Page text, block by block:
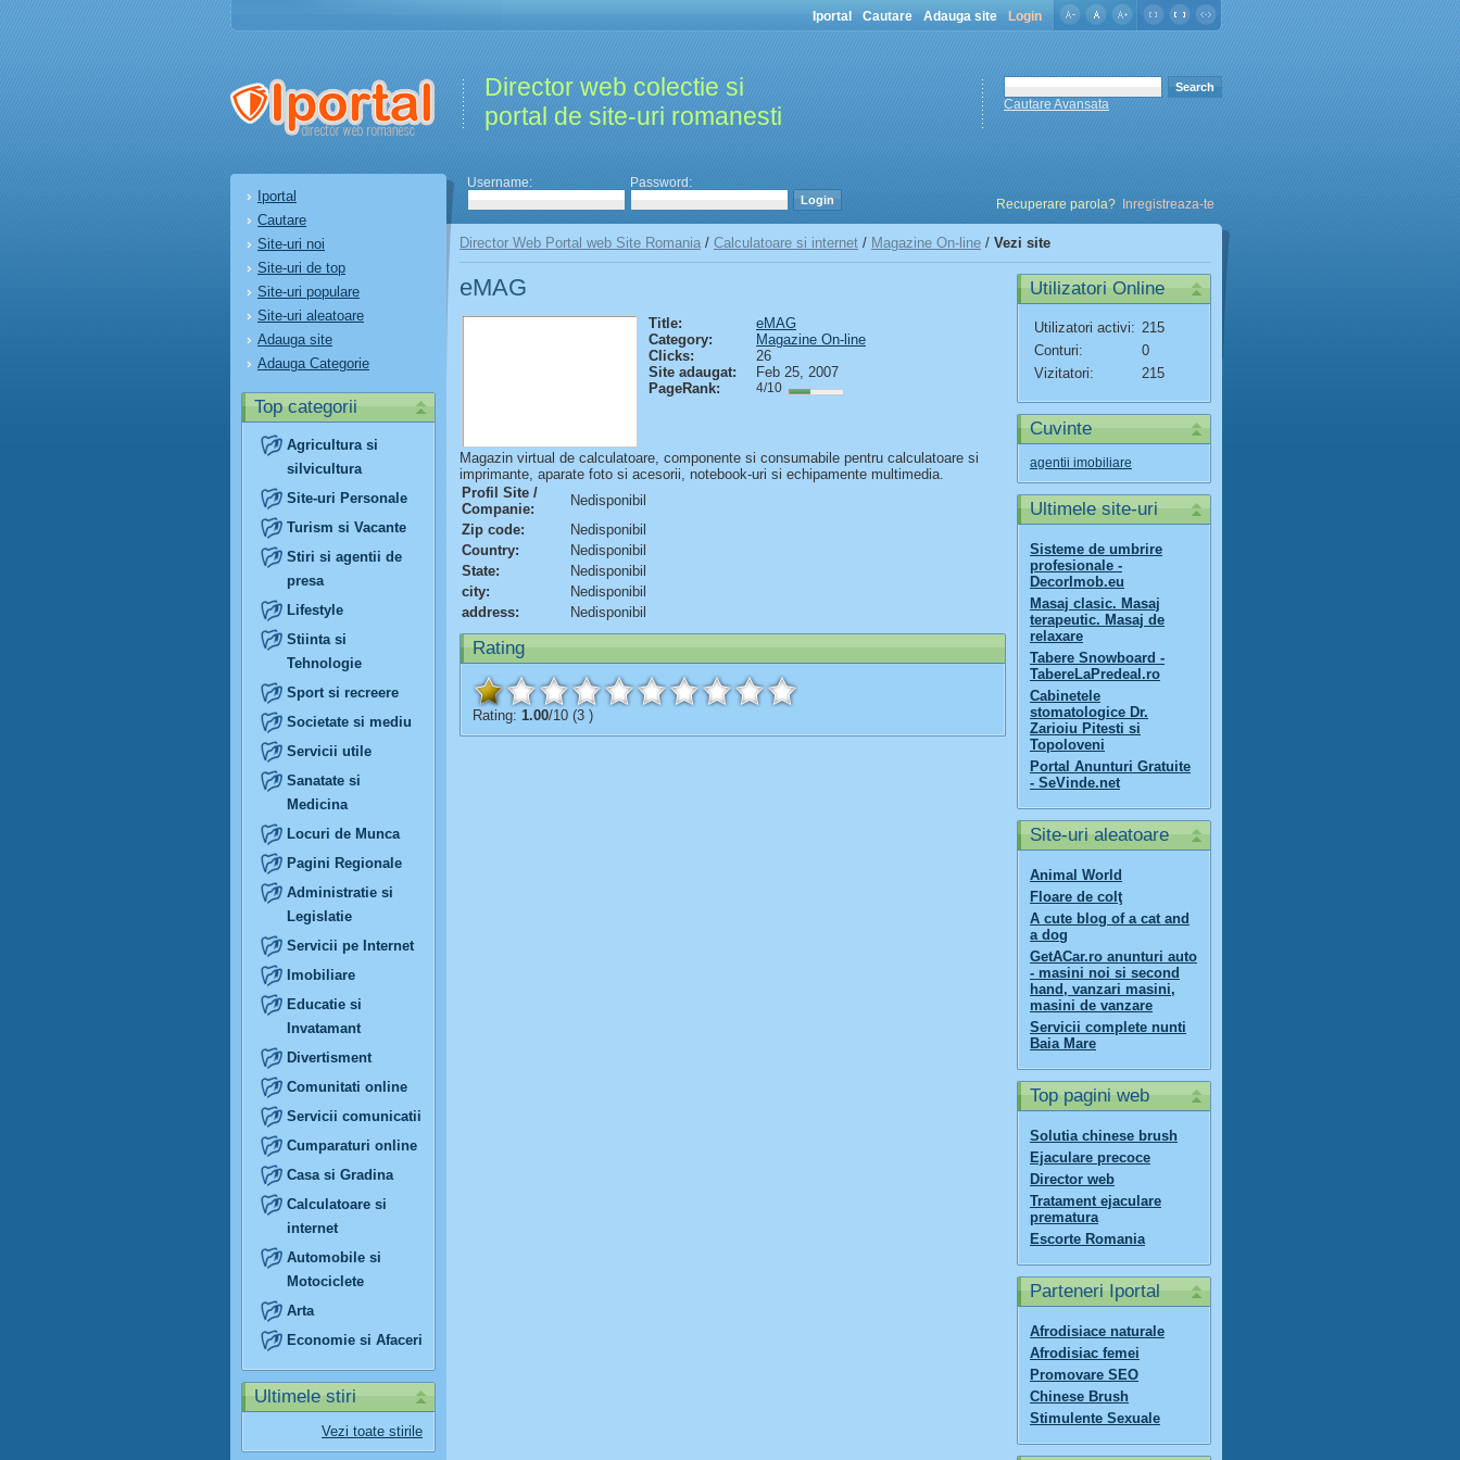
Iportal Cautare Adauga site Login
Director web colectie si
portal de site-uri romanesti
Cautare Avansata
Iportal
Cautare
Site-uri noi
Site-uri de top
Site-uri populare
Site-uri aleatoare
Adauga site
Adauga Categorie
Top categorii
Agricultura si
silvicultura
Site-uri Personale
Turism si Vacante
Stiri si agentii de
presa
Lifestyle
Stiinta si
Tehnologie
Sport si recreere
Societate si mediu
Servicii utile
Sanatate si
Medicina
Locuri de Munca
Pagini Regionale
Administratie si
Legislatie
Servicii pe Internet
Imobiliare
Educatie si
Invatamant
Divertisment
Comunitati online
Servicii comunicatii
Cumparaturi online
Casa si Gradina
Calculatoare si
internet
Automobile si
Motociclete
Arta
Economie si Afaceri
Ultimele stiri
Vezi toate stirile
Username:
Password:
Recuperare parola?
Inregistreaza-te
Director Web Portal web Site Romania / Calculatoare si internet / Magazine On-line / Vezi site
eMAG
Title:
eMAG
Category:
Magazine On-line
Clicks:
26
Site adaugat:
Feb 25, 2007
PageRank:
4/10
Magazin virtual de calculatoare, componente si consumabile pentru calculatoare si
imprimante, aparate foto si acesorii, notebook-uri si echipamente multimedia.
Profil Site /
Companie:
Nedisponibil
Zip code:
Nedisponibil
Country:
Nedisponibil
State:
Nedisponibil
city:
Nedisponibil
address:
Nedisponibil
Rating
Rating: 1.00/10 (3 )
Utilizatori Online
Utilizatori activi: 215
Conturi:
0
Vizitatori:
215
Cuvinte
agentii imobiliare
Ultimele site-uri
Sisteme de umbrire
profesionale -
DecorImob.eu
Masaj clasic. Masaj
terapeutic. Masaj de
relaxare
Tabere Snowboard -
TabereLaPredeal.ro
Cabinetele
stomatologice Dr.
Zarioiu Pitesti si
Topoloveni
Portal Anunturi Gratuite
- SeVinde.net
Site-uri aleatoare
Animal World
Floare de colţ
A cute blog of a cat and
a dog
GetACar.ro anunturi auto
- masini noi si second
hand, vanzari masini,
masini de vanzare
Servicii complete nunti
Baia Mare
Top pagini web
Solutia chinese brush
Ejaculare precoce
Director web
Tratament ejaculare
prematura
Escorte Romania
Parteneri Iportal
Afrodisiace naturale
Afrodisiac femei
Promovare SEO
Chinese Brush
Stimulente Sexuale